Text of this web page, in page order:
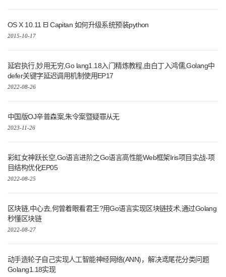
OS X 10.11 El Capitan 如何升级系统预装python
2015-10-17
延宕执行,妙用无穷,Go lang1.18入门精炼教程,由白丁入鸿儒,Golang中
defer关键字延迟调用机制使用EP17
2022-08-26
中国版OJ辛普森案,朱令案暨疑罪从无
2023-11-26
彩虹女神跃长空,Go语言进阶之Go语言高性能Web框架Iris项目实战-项
目结构优化EP05
2022-08-25
区块链,中心去,何曾着眼看君王?用Go语言实现区块链技术,通过Golang
秒懂区块链
2022-08-27
动手造轮子自己实现人工智能神经网络(ANN)，解决鸢尾花分类问题
Golang1.18实现